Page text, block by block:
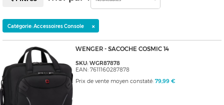
Catégorie: Accessoires Console ×
WENGER - SACOCHE COSMIC 14
SKU: WGR87878
EAN: 7611160287878
Prix de vente moyen constaté: 79,99 €